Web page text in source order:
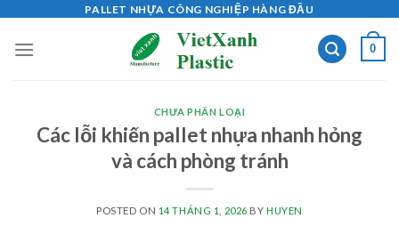
content
PALLET NHỰA CÔNG NGHIỆP HÀNG ĐẦU
0
CHƯA PHÂN LOẠI
Các lỗi khiến pallet nhựa nhanh hỏng
và cách phòng tránh
POSTED ON 14 THÁNG 1, 2026 BY HUYEN